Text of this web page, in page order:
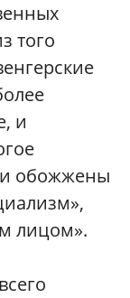
того
и
обожжены
лицом».